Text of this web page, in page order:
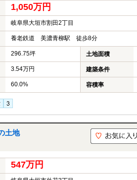
1,050万円
岐阜県大垣市割田2丁目
養老鉄道 美濃青柳駅 徒歩8分
296.75坪 土地面積
3.54万円 建築条件
60.0% 容積率
土地
547万円